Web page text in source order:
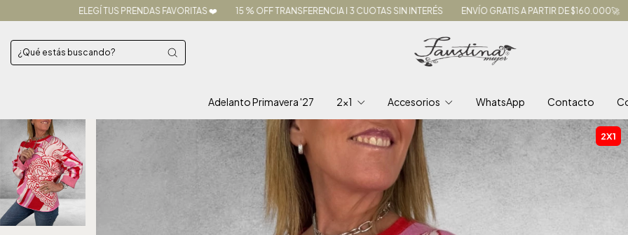
TUS PRENDAS FAVORITAS ❤️ 15 % OFF TRANSFERENCIA I 3 CUOTAS SIN INTERÉS ENVÍO GRATIS A PARTIR DE $160.000🚀 ELEGÍ TUS
Adelanto Primavera '27 2x1 Accesorios WhatsApp Contacto
2X1